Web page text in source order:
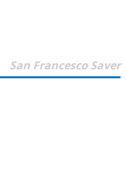
San Francesco Saver